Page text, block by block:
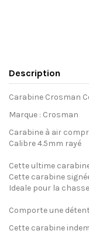
Description
Carabine Crosman
Marque : Crosman
Carabine à air
Calibre 4.5mm rayé
Cette ultime
Cette carabine
Ideale pour la
Comporte une
Cette carabine